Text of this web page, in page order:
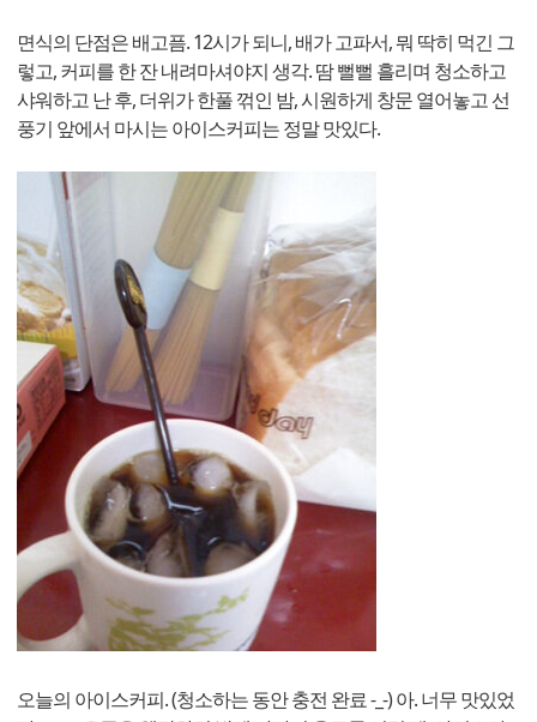
면식의 단점은 배고픔. 12시가 되니, 배가 고파서, 뭐 딱히 먹긴 그
렇고, 커피를 한 잔 내려마셔야지 생각. 땀 뻘뻘 흘리며 청소하고
샤워하고 난 후, 더위가 한풀 꺾인 밤, 시원하게 창문 열어놓고 선
풍기 앞에서 마시는 아이스커피는 정말 맛있다.
오늘의 아이스커피. (청소하는 동안 충전 완료 -_-) 아. 너무 맛있었